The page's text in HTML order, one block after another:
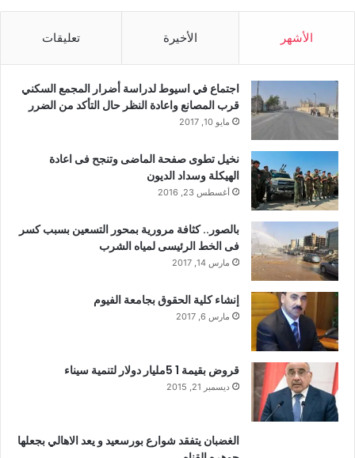
الأشهر الأخيرة تعليقات
اجتماع في اسيوط لدراسة أضرار المجمع السكني
قرب المصانع واعادة النظر حال التأكد من الضرر
مايو 10, 2017
نخيل تطوى صفحة الماضى وتنجح فى اعادة
الهيكلة وسداد الديون
أغسطس 23, 2016
بالصور.. كثافة مرورية بمحور التسعين بسبب كسر
فى الخط الرئيسى لمياه الشرب
مارس 14, 2017
إنشاء كلية الحقوق بجامعة الفيوم
مارس 6, 2017
قروض بقيمة 1 5مليار دولار لتنمية سيناء
ديسمبر 21, 2015
الغضبان يتفقد شوارع بورسعيد و يعد الاهالي بجعلها